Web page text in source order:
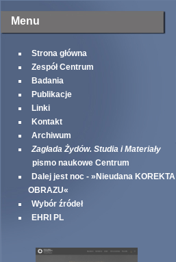
Menu
Strona główna
Zespół Centrum
Badania
Publikacje
Linki
Kontakt
Archiwum
Zagłada Żydów. Studia i Materiały
pismo naukowe Centrum
Dalej jest noc - »Nieudana KOREKTA
OBRAZU«
Wybór źródeł
EHRI PL